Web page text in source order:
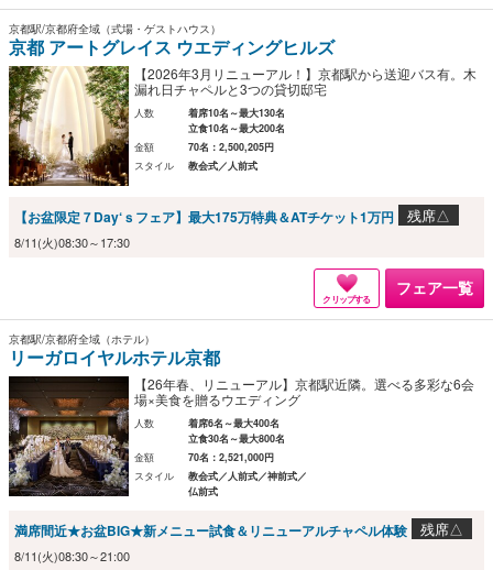
京都駅/京都府全域（式場・ゲストハウス）
京都 アートグレイス ウエディングヒルズ
【2026年3月リニューアル！】京都駅から送迎バス有。木
漏れ日チャペルと3つの貸切邸宅
人数
着席10名～最大130名
立食10名～最大200名
金額
70名：2,500,205円
スタイル
教会式／人前式
【お盆限定７Day‘ｓフェア】最大175万特典＆ATチケット1万円 残席△
8/11(火)08:30～17:30
クリップする
フェア一覧
京都駅/京都府全域（ホテル）
リーガロイヤルホテル京都
【26年春、リニューアル】京都駅近隣。選べる多彩な6会
場×美食を贈るウエディング
人数
着席6名～最大400名
立食30名～最大800名
金額
70名：2,521,000円
スタイル
教会式／人前式／神前式／
仏前式
満席間近★お盆BIG★新メニュー試食＆リニューアルチャペル体験 残席△
8/11(火)08:30～21:00